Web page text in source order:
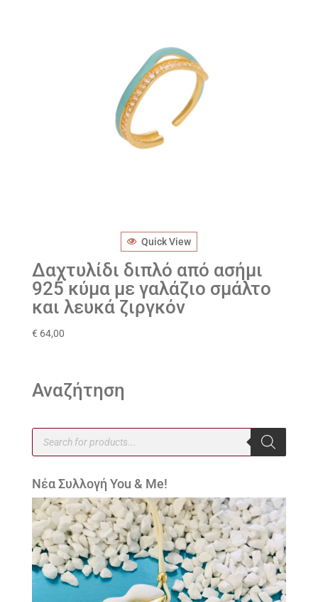
Quick View
Δαχτυλίδι διπλό από ασήμι
925 κύμα με γαλάζιο σμάλτο
και λευκά ζιργκόν
€ 64,00
Αναζήτηση
Products
search
Νέα Συλλογή You & Me!